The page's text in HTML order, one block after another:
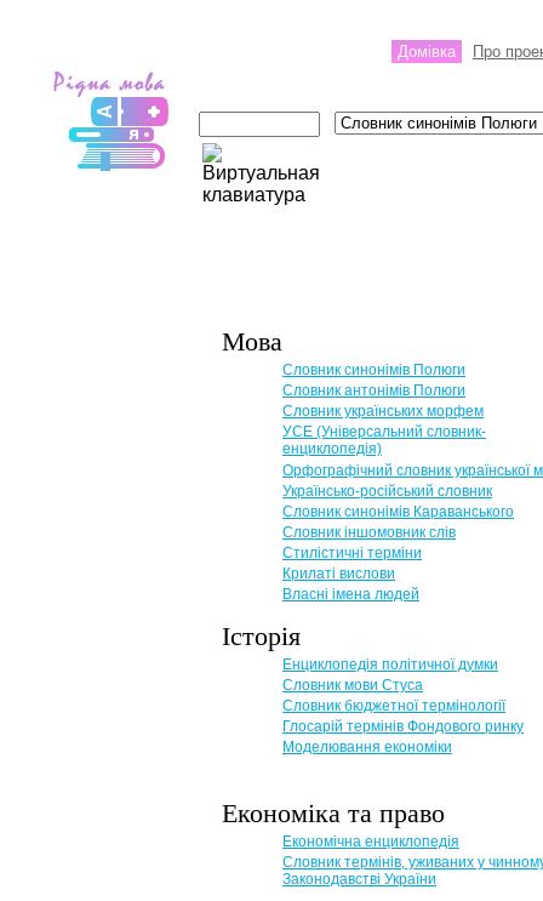
Домівка Про
Мова
Словник синонімів Полюги
Словник антонімів Полюги
Словник українських морфем
УСЕ (Універсальний словник-
енциклопедія)
Орфографічний словник української
Українсько-російський словник
Словник синонімів Караванського
Словник іншомовник слів
Стилістичні терміни
Крилаті вислови
Власні імена людей
Історія
Енциклопедія політичної думки
Словник мови Стуса
Словник бюджетної термінології
Глосарій термінів Фондового ринку
Моделювання економіки
Економіка та право
Eкономічна енциклопедія
Словник термінів, уживаних у
Законодавстві України